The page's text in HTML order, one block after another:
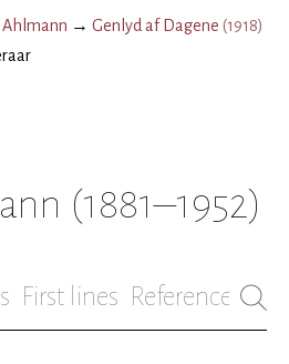
Ahlmann → Genlyd af Dagene (1918)
(1881–1952)
First lines References